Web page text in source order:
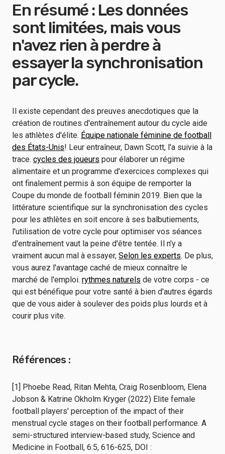
En résumé : Les données
sont limitées, mais vous
n'avez rien à perdre à
essayer la synchronisation
par cycle.
Il existe cependant des preuves anecdotiques que la
création de routines d'entraînement autour du cycle aide
les athlètes d'élite. Équipe nationale féminine de football
des États-Unis! Leur entraîneur, Dawn Scott, l'a suivie à la
trace. cycles des joueurs pour élaborer un régime
alimentaire et un programme d'exercices complexes qui
ont finalement permis à son équipe de remporter la
Coupe du monde de football féminin 2019. Bien que la
littérature scientifique sur la synchronisation des cycles
pour les athlètes en soit encore à ses balbutiements,
l'utilisation de votre cycle pour optimiser vos séances
d'entraînement vaut la peine d'être tentée. Il n'y a
vraiment aucun mal à essayer, Selon les experts. De plus,
vous aurez l'avantage caché de mieux connaître le
marché de l'emploi. rythmes naturels de votre corps - ce
qui est bénéfique pour votre santé à bien d'autres égards
que de vous aider à soulever des poids plus lourds et à
courir plus vite.
Références :
[1] Phoebe Read, Ritan Mehta, Craig Rosenbloom, Elena
Jobson & Katrine Okholm Kryger (2022) Elite female
football players' perception of the impact of their
menstrual cycle stages on their football performance. A
semi-structured interview-based study, Science and
Medicine in Football, 6:5, 616-625, DOI :